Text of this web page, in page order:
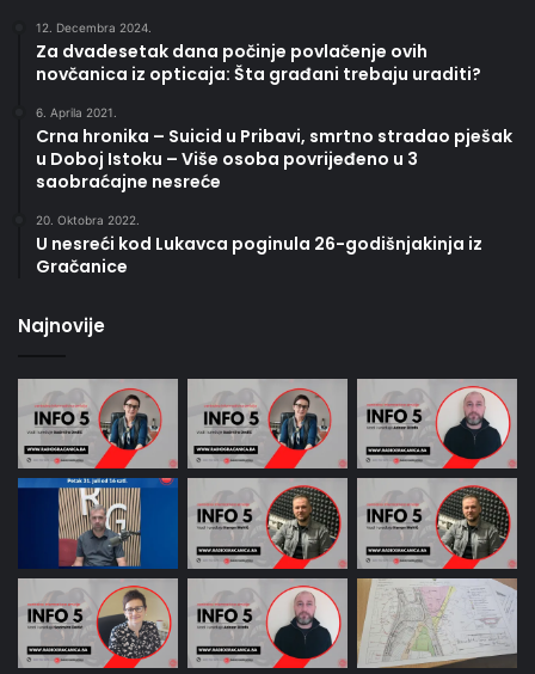
12. Decembra 2024.
Za dvadesetak dana počinje povlačenje ovih
novčanica iz opticaja: Šta građani trebaju uraditi?
6. Aprila 2021.
Crna hronika – Suicid u Pribavi, smrtno stradao pješak
u Doboj Istoku – Više osoba povrijeđeno u 3
saobraćajne nesreće
20. Oktobra 2022.
U nesreći kod Lukavca poginula 26-godišnjakinja iz
Gračanice
Najnovije